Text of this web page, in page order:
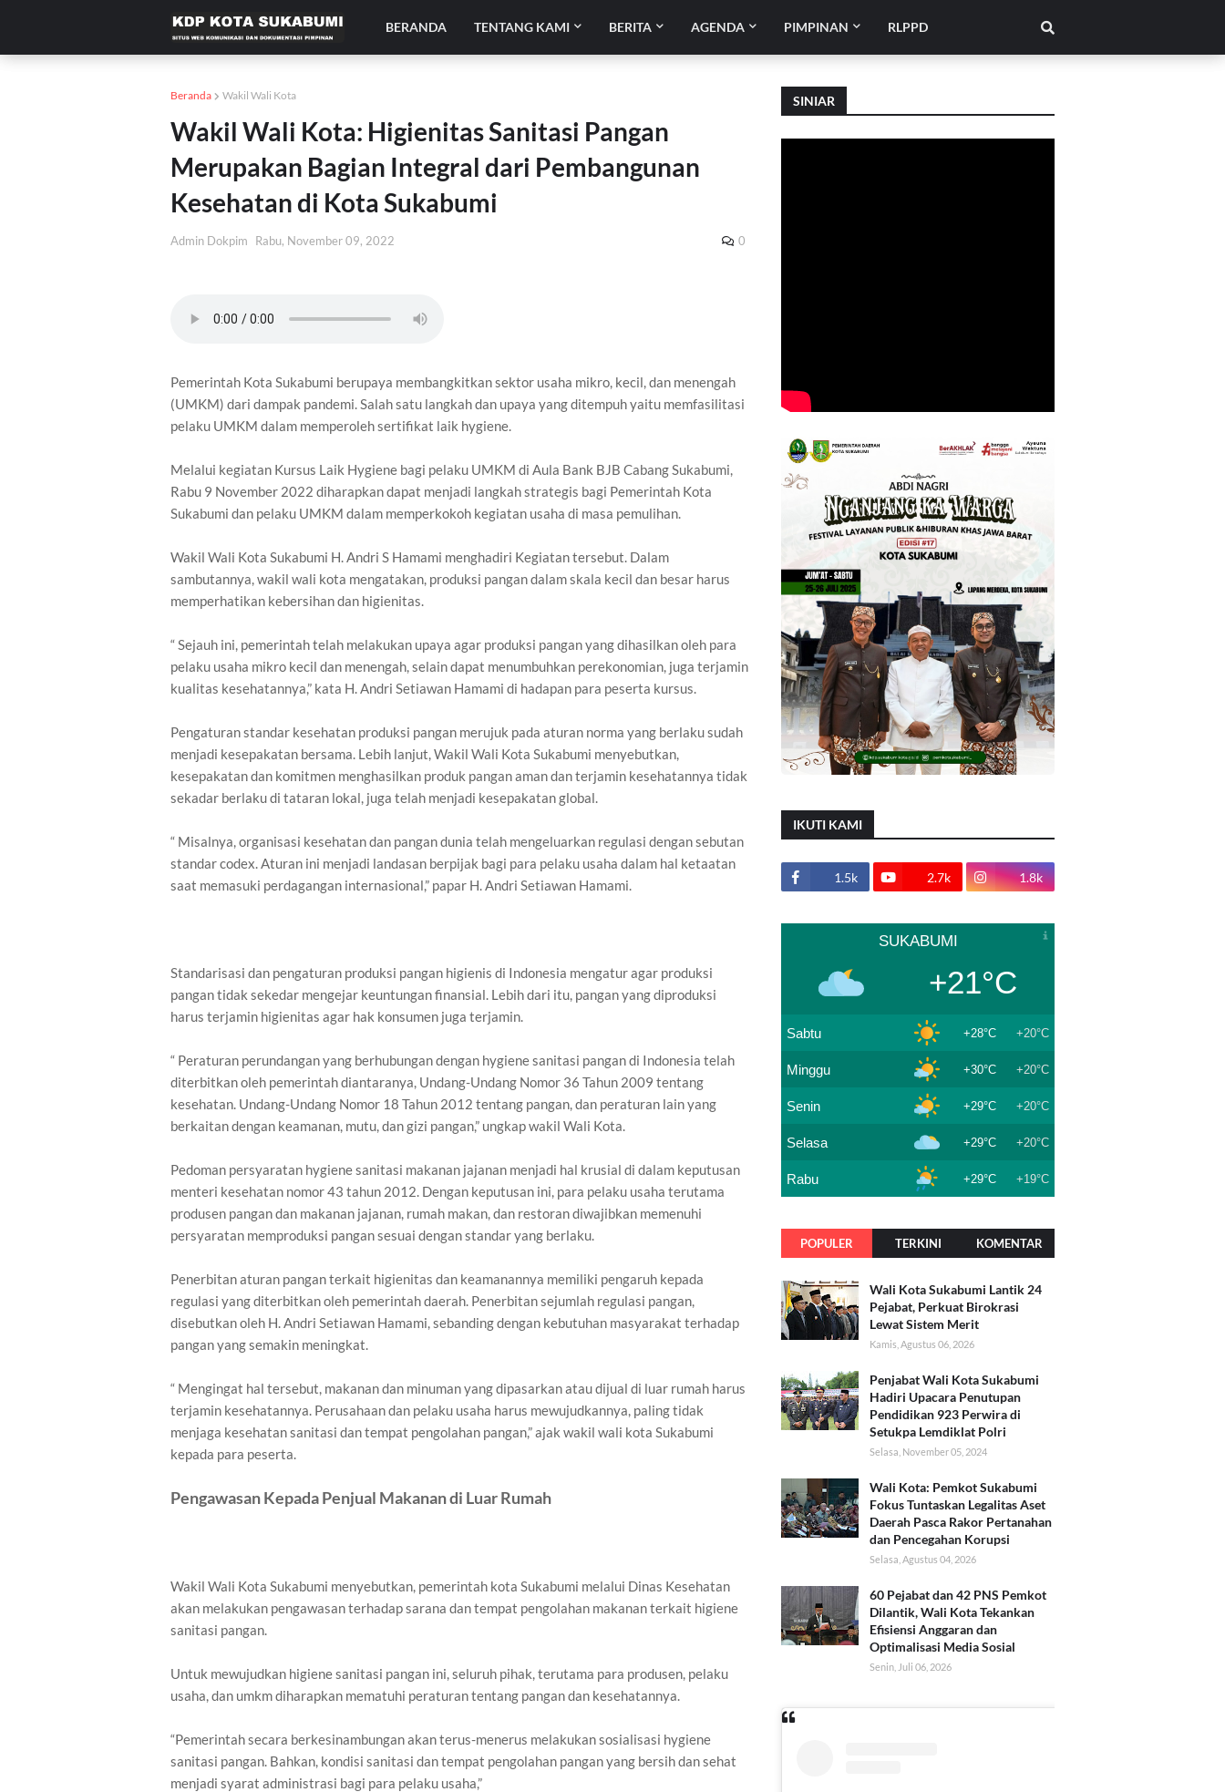
BERANDA TENTANG KAMI BERITA AGENDA PIMPINAN RLPPD
Beranda Wakil Wali Kota
Wakil Wali Kota: Higienitas Sanitasi Pangan
Merupakan Bagian Integral dari Pembangunan
Kesehatan di Kota Sukabumi
Admin Dokpim Rabu, November 09, 2022 0
Pemerintah Kota Sukabumi berupaya membangkitkan sektor usaha mikro, kecil, dan menengah
(UMKM) dari dampak pandemi. Salah satu langkah dan upaya yang ditempuh yaitu memfasilitasi
pelaku UMKM dalam memperoleh sertifikat laik hygiene.
Melalui kegiatan Kursus Laik Hygiene bagi pelaku UMKM di Aula Bank BJB Cabang Sukabumi,
Rabu 9 November 2022 diharapkan dapat menjadi langkah strategis bagi Pemerintah Kota
Sukabumi dan pelaku UMKM dalam memperkokoh kegiatan usaha di masa pemulihan.
Wakil Wali Kota Sukabumi H. Andri S Hamami menghadiri Kegiatan tersebut. Dalam
sambutannya, wakil wali kota mengatakan, produksi pangan dalam skala kecil dan besar harus
memperhatikan kebersihan dan higienitas.
“ Sejauh ini, pemerintah telah melakukan upaya agar produksi pangan yang dihasilkan oleh para
pelaku usaha mikro kecil dan menengah, selain dapat menumbuhkan perekonomian, juga terjamin
kualitas kesehatannya,” kata H. Andri Setiawan Hamami di hadapan para peserta kursus.
Pengaturan standar kesehatan produksi pangan merujuk pada aturan norma yang berlaku sudah
menjadi kesepakatan bersama. Lebih lanjut, Wakil Wali Kota Sukabumi menyebutkan,
kesepakatan dan komitmen menghasilkan produk pangan aman dan terjamin kesehatannya tidak
sekadar berlaku di tataran lokal, juga telah menjadi kesepakatan global.
“ Misalnya, organisasi kesehatan dan pangan dunia telah mengeluarkan regulasi dengan sebutan
standar codex. Aturan ini menjadi landasan berpijak bagi para pelaku usaha dalam hal ketaatan
saat memasuki perdagangan internasional,” papar H. Andri Setiawan Hamami.
Standarisasi dan pengaturan produksi pangan higienis di Indonesia mengatur agar produksi
pangan tidak sekedar mengejar keuntungan finansial. Lebih dari itu, pangan yang diproduksi
harus terjamin higienitas agar hak konsumen juga terjamin.
“ Peraturan perundangan yang berhubungan dengan hygiene sanitasi pangan di Indonesia telah
diterbitkan oleh pemerintah diantaranya, Undang-Undang Nomor 36 Tahun 2009 tentang
kesehatan. Undang-Undang Nomor 18 Tahun 2012 tentang pangan, dan peraturan lain yang
berkaitan dengan keamanan, mutu, dan gizi pangan,” ungkap wakil Wali Kota.
Pedoman persyaratan hygiene sanitasi makanan jajanan menjadi hal krusial di dalam keputusan
menteri kesehatan nomor 43 tahun 2012. Dengan keputusan ini, para pelaku usaha terutama
produsen pangan dan makanan jajanan, rumah makan, dan restoran diwajibkan memenuhi
persyaratan memproduksi pangan sesuai dengan standar yang berlaku.
Penerbitan aturan pangan terkait higienitas dan keamanannya memiliki pengaruh kepada
regulasi yang diterbitkan oleh pemerintah daerah. Penerbitan sejumlah regulasi pangan,
disebutkan oleh H. Andri Setiawan Hamami, sebanding dengan kebutuhan masyarakat terhadap
pangan yang semakin meningkat.
“ Mengingat hal tersebut, makanan dan minuman yang dipasarkan atau dijual di luar rumah harus
terjamin kesehatannya. Perusahaan dan pelaku usaha harus mewujudkannya, paling tidak
menjaga kesehatan sanitasi dan tempat pengolahan pangan,” ajak wakil wali kota Sukabumi
kepada para peserta.
Pengawasan Kepada Penjual Makanan di Luar Rumah
Wakil Wali Kota Sukabumi menyebutkan, pemerintah kota Sukabumi melalui Dinas Kesehatan
akan melakukan pengawasan terhadap sarana dan tempat pengolahan makanan terkait higiene
sanitasi pangan.
Untuk mewujudkan higiene sanitasi pangan ini, seluruh pihak, terutama para produsen, pelaku
usaha, dan umkm diharapkan mematuhi peraturan tentang pangan dan kesehatannya.
“Pemerintah secara berkesinambungan akan terus-menerus melakukan sosialisasi hygiene
sanitasi pangan. Bahkan, kondisi sanitasi dan tempat pengolahan pangan yang bersih dan sehat
menjadi syarat administrasi bagi para pelaku usaha,”
SINIAR
IKUTI KAMI
1.5k 2.7k 1.8k
SUKABUMI
+21°C
Sabtu +28°C +20°C
Minggu +30°C +20°C
Senin +29°C +20°C
Selasa +29°C +20°C
Rabu +29°C +19°C
POPULER TERKINI KOMENTAR
Wali Kota Sukabumi Lantik 24
Pejabat, Perkuat Birokrasi
Lewat Sistem Merit
Kamis, Agustus 06, 2026
Penjabat Wali Kota Sukabumi
Hadiri Upacara Penutupan
Pendidikan 923 Perwira di
Setukpa Lemdiklat Polri
Selasa, November 05, 2024
Wali Kota: Pemkot Sukabumi
Fokus Tuntaskan Legalitas Aset
Daerah Pasca Rakor Pertanahan
dan Pencegahan Korupsi
Selasa, Agustus 04, 2026
60 Pejabat dan 42 PNS Pemkot
Dilantik, Wali Kota Tekankan
Efisiensi Anggaran dan
Optimalisasi Media Sosial
Senin, Juli 06, 2026